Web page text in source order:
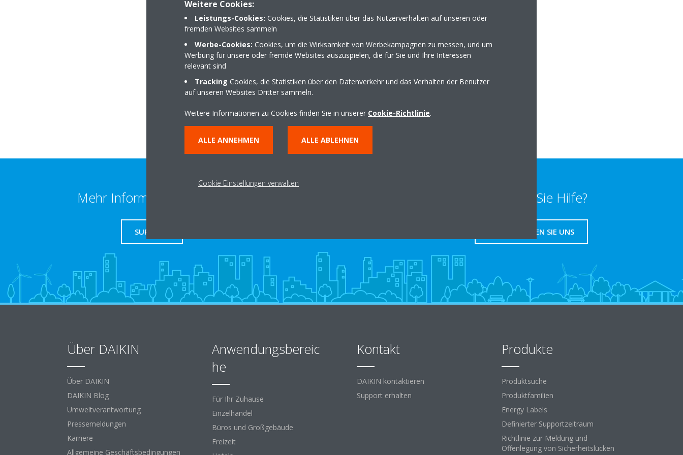
Mühlbergstraße 14
90592 Schwarzenbruck
info@alawiya-kaelte.de
Wegbeschreibung erhalten
Mehr Information erhalten
SUPPORT
Benötigen Sie Hilfe?
KONTAKTIEREN SIE UNS
Über DAIKIN
Über DAIKIN
DAIKIN Blog
Umweltverantwortung
Pressemeldungen
Karriere
Allgemeine Geschäftsbedingungen
Anwendungsbereic
he
Für Ihr Zuhause
Einzelhandel
Büros und Großgebäude
Freizeit
Kontakt
DAIKIN kontaktieren
Support erhalten
Produkte
Produktsuche
Produktfamilien
Energy Labels
Definierter Supportzeitraum
Richtlinie zur Meldung und
Offenlegung von Sicherheitslücken
Weitere Cookies:
Leistungs-Cookies: Cookies, die Statistiken über das Nutzerverhalten auf unseren oder
fremden Websites sammeln
Werbe-Cookies: Cookies, um die Wirksamkeit von Werbekampagnen zu messen, und um
Werbung für unsere oder fremde Websites auszuspielen, die für Sie und Ihre Interessen
relevant sind
Tracking Cookies, die Statistiken über den Datenverkehr und das Verhalten der Benutzer
auf unseren Websites Dritter sammeln.
Weitere Informationen zu Cookies finden Sie in unserer Cookie-Richtlinie.
ALLE ANNEHMEN ALLE ABLEHNEN
Cookie Einstellungen verwalten